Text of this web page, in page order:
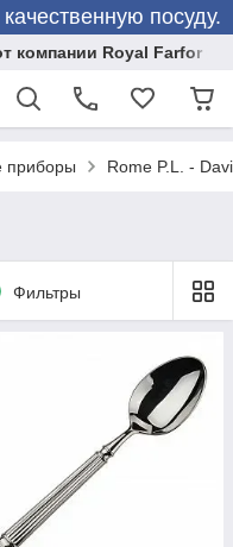
посуду.
компании Royal Farfor
приборы Rome P.L. -
Фильтры